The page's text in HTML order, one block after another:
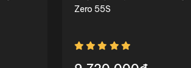
Zero 55S